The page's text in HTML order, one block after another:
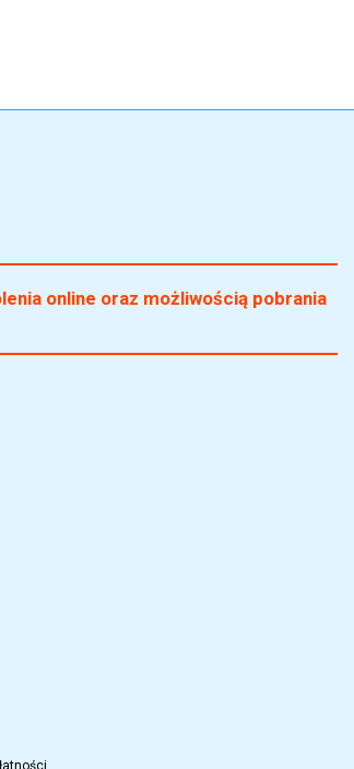
online oraz możliwością pobrania